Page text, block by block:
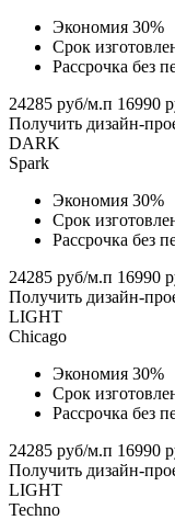
Экономия 30%
Срок
Рассрочка без
24285 руб/м.п 16990
Получить дизайн-
DARK
Spark
Экономия 30%
Срок
Рассрочка без
24285 руб/м.п 16990
Получить дизайн-
LIGHT
Chicago
Экономия 30%
Срок
Рассрочка без
24285 руб/м.п 16990
Получить дизайн-
LIGHT
Techno